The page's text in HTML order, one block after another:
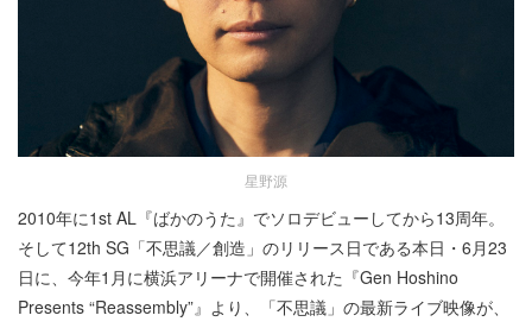
星野源
2010年に1st AL『ばかのうた』でソロデビューしてから13周年。
そして12th SG「不思議／創造」のリリース日である本日・6月23
日に、今年1月に横浜アリーナで開催された『Gen Hoshino
Presents “Reassembly”』より、「不思議」の最新ライブ映像が、